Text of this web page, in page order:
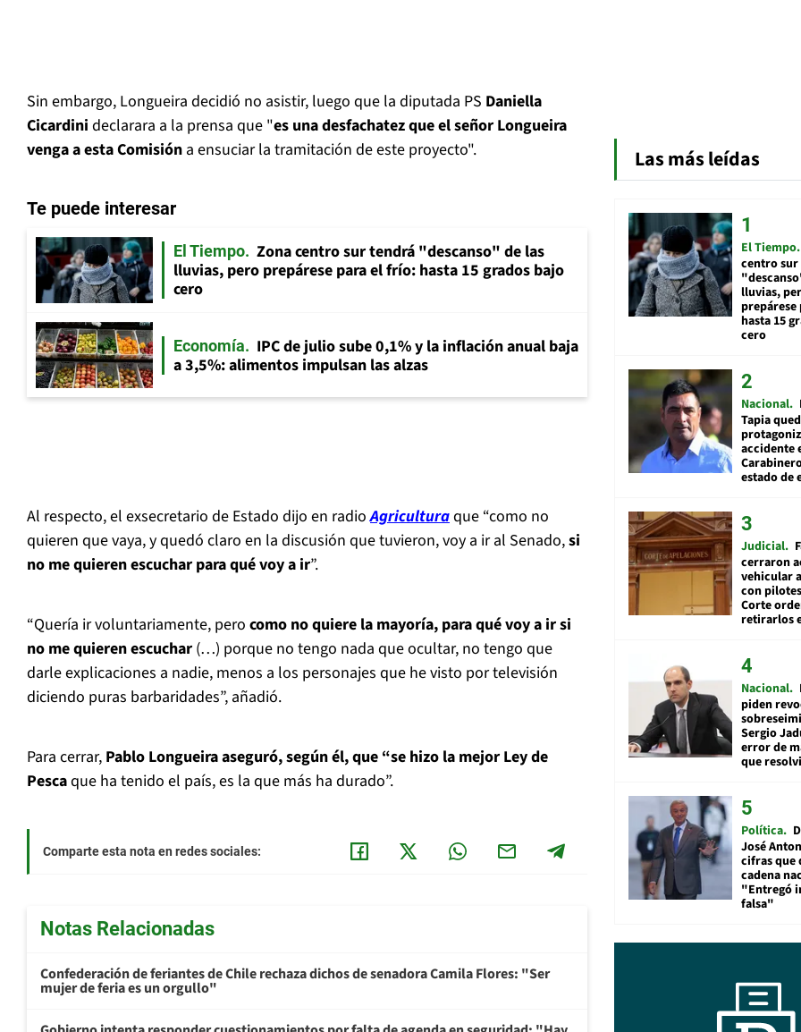
Sin embargo, Longueira decidió no asistir, luego que la diputada PS Daniella
Cicardini declarara a la prensa que "es una desfachatez que el señor Longueira
venga a esta Comisión a ensuciar la tramitación de este proyecto".
Te puede interesar
El Tiempo
Zona centro sur tendrá "descanso" de las
lluvias, pero prepárese para el frío: hasta 15 grados bajo
cero
Economía
IPC de julio sube 0,1% y la inflación anual baja
a 3,5%: alimentos impulsan las alzas
Al respecto, el exsecretario de Estado dijo en radioAgriculturaque “como no
quieren que vaya, y quedó claro en la discusión que tuvieron, voy a ir al Senado,si
no me quieren escuchar para qué voy a ir”.
“Quería ir voluntariamente, pero como no quiere la mayoría, para qué voy a ir si
no me quieren escuchar (…) porque no tengo nada que ocultar, no tengo que
darle explicaciones a nadie, menos a los personajes que he visto por televisión
diciendo puras barbaridades”, añadió.
Para cerrar, Pablo Longueira aseguró, según él, que “se hizo la mejor Ley de
Pescaque ha tenido el país, es la que más ha durado”.
Comparte esta nota en redes sociales:
Notas Relacionadas
Confederación de feriantes de Chile rechaza dichos de senadora Camila Flores: "Ser
mujer de feria es un orgullo"
Las más leídas
El Tiempo
centro
lluvias,
hasta 15
cero
Nacional
Tapia
accidente
estado de
Judicial
cerraron
vehicular
con
Corte
retirarlos
Nacional
piden
Sergio
error de
que
Política
José
cifras que
cadena
"Entregó
falsa"